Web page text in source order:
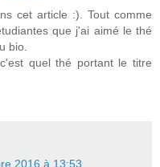
cet article :). Tout comme
que j'ai aimé le thé
bio.
quel thé portant le titre
2016 à 13:53